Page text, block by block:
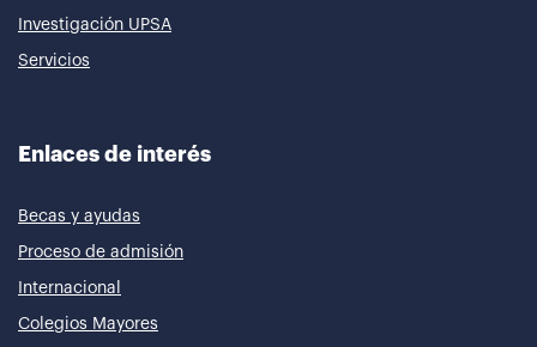
Investigación UPSA
Servicios
Enlaces de interés
Becas y ayudas
Proceso de admisión
Internacional
Colegios Mayores